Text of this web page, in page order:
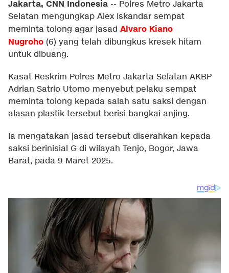
Jakarta, CNN Indonesia -- Polres Metro Jakarta
Selatan mengungkap Alex Iskandar sempat
meminta tolong agar jasad Alvaro Kiano
Nugroho (6) yang telah dibungkus kresek hitam
untuk dibuang.
Kasat Reskrim Polres Metro Jakarta Selatan AKBP
Adrian Satrio Utomo menyebut pelaku sempat
meminta tolong kepada salah satu saksi dengan
alasan plastik tersebut berisi bangkai anjing.
Ia mengatakan jasad tersebut diserahkan kepada
saksi berinisial G di wilayah Tenjo, Bogor, Jawa
Barat, pada 9 Maret 2025.